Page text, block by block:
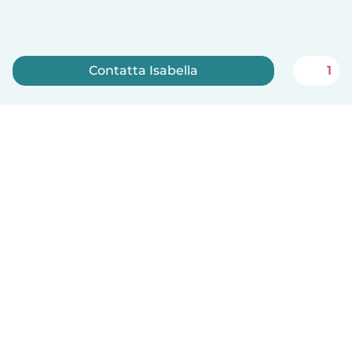
Contatta Isabella 1